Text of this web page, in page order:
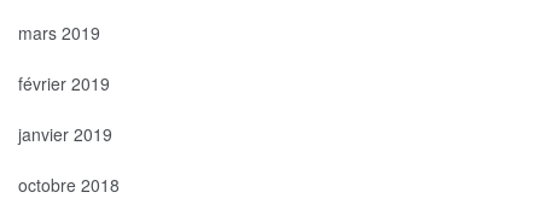
mars 2019
février 2019
janvier 2019
octobre 2018